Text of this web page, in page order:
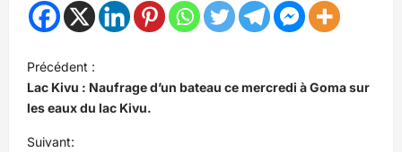
N
a
v
i
Précédent :
Lac Kivu : Naufrage d’un bateau ce mercredi à Goma sur
les eaux du lac Kivu.
Suivant: